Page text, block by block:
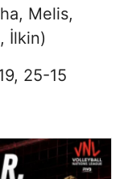
Melis,
İlkin)
25-15